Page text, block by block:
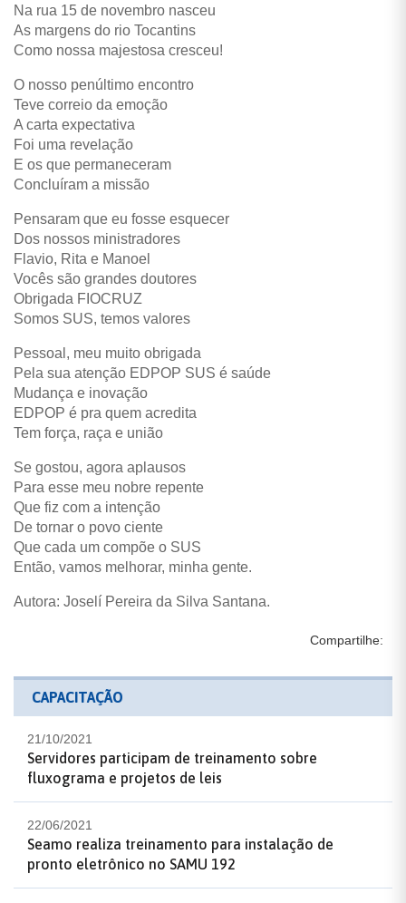
Na rua 15 de novembro nasceu
As margens do rio Tocantins
Como nossa majestosa cresceu!
O nosso penúltimo encontro
Teve correio da emoção
A carta expectativa
Foi uma revelação
E os que permaneceram
Concluíram a missão
Pensaram que eu fosse esquecer
Dos nossos ministradores
Flavio, Rita e Manoel
Vocês são grandes doutores
Obrigada FIOCRUZ
Somos SUS, temos valores
Pessoal, meu muito obrigada
Pela sua atenção EDPOP SUS é saúde
Mudança e inovação
EDPOP é pra quem acredita
Tem força, raça e união
Se gostou, agora aplausos
Para esse meu nobre repente
Que fiz com a intenção
De tornar o povo ciente
Que cada um compõe o SUS
Então, vamos melhorar, minha gente.
Autora: Joselí Pereira da Silva Santana.
Compartilhe:
CAPACITAÇÃO
21/10/2021
Servidores participam de treinamento sobre
fluxograma e projetos de leis
22/06/2021
Seamo realiza treinamento para instalação de
pronto eletrônico no SAMU 192